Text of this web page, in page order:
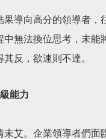
導向高分的領導者
中無法換位思考，未
反，欲速則不達。
能力
艾。企業領導者們